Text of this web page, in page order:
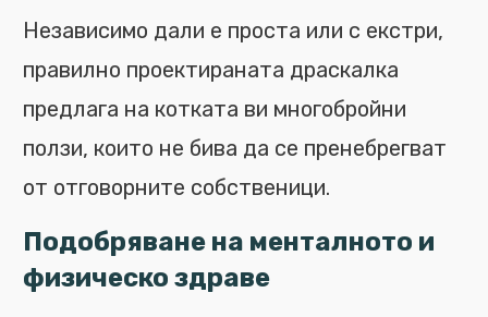
Независимо дали е проста или с екстри,
правилно проектираната драскалка
предлага на котката ви многобройни
ползи, които не бива да се пренебрегват
от отговорните собственици.
Подобряване на менталното и
физическо здраве